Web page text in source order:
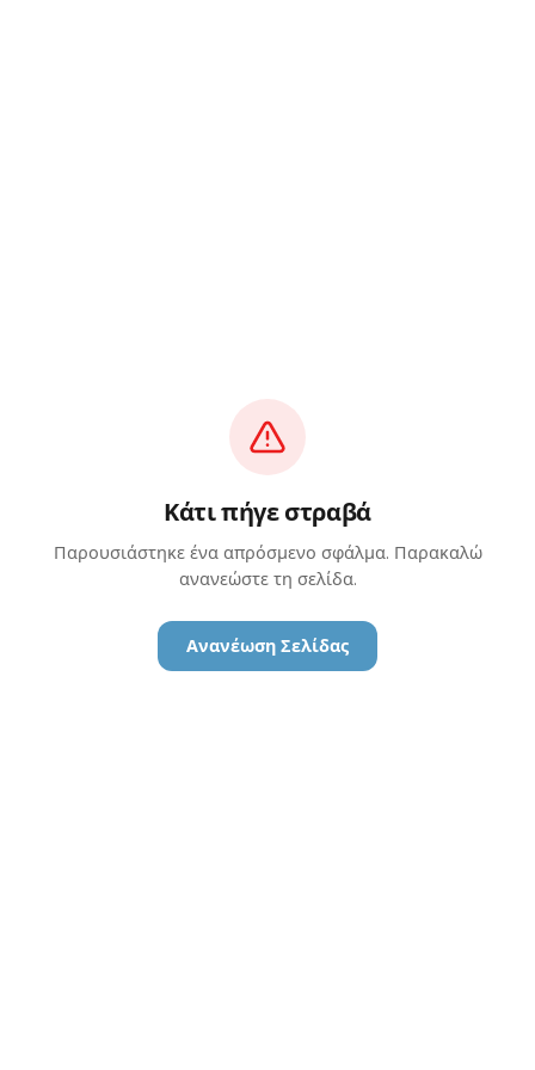
Κάτι πήγε στραβά
Παρουσιάστηκε ένα απρόσμενο σφάλμα. Παρακαλώ
ανανεώστε τη σελίδα.
Ανανέωση Σελίδας